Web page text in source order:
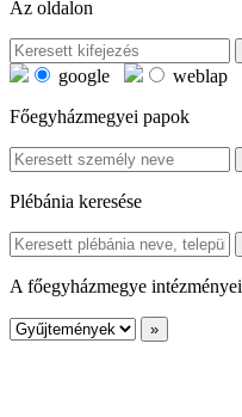
Az oldalon
google
weblap
Főegyházmegyei papok
Plébánia keresése
A főegyházmegye intézményei